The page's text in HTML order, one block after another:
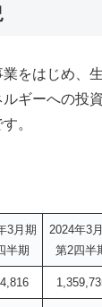
をはじめ、
ギーへの投
。
3月期
半期
2024年3
第2四半